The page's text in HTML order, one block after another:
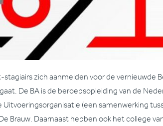
zich aanmelden voor de vernieuwde
De BA is de beroepsopleiding van de
(een samenwerking
Brauw. Daarnaast hebben ook het college